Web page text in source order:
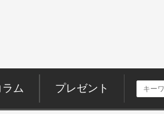
ラム プレゼント